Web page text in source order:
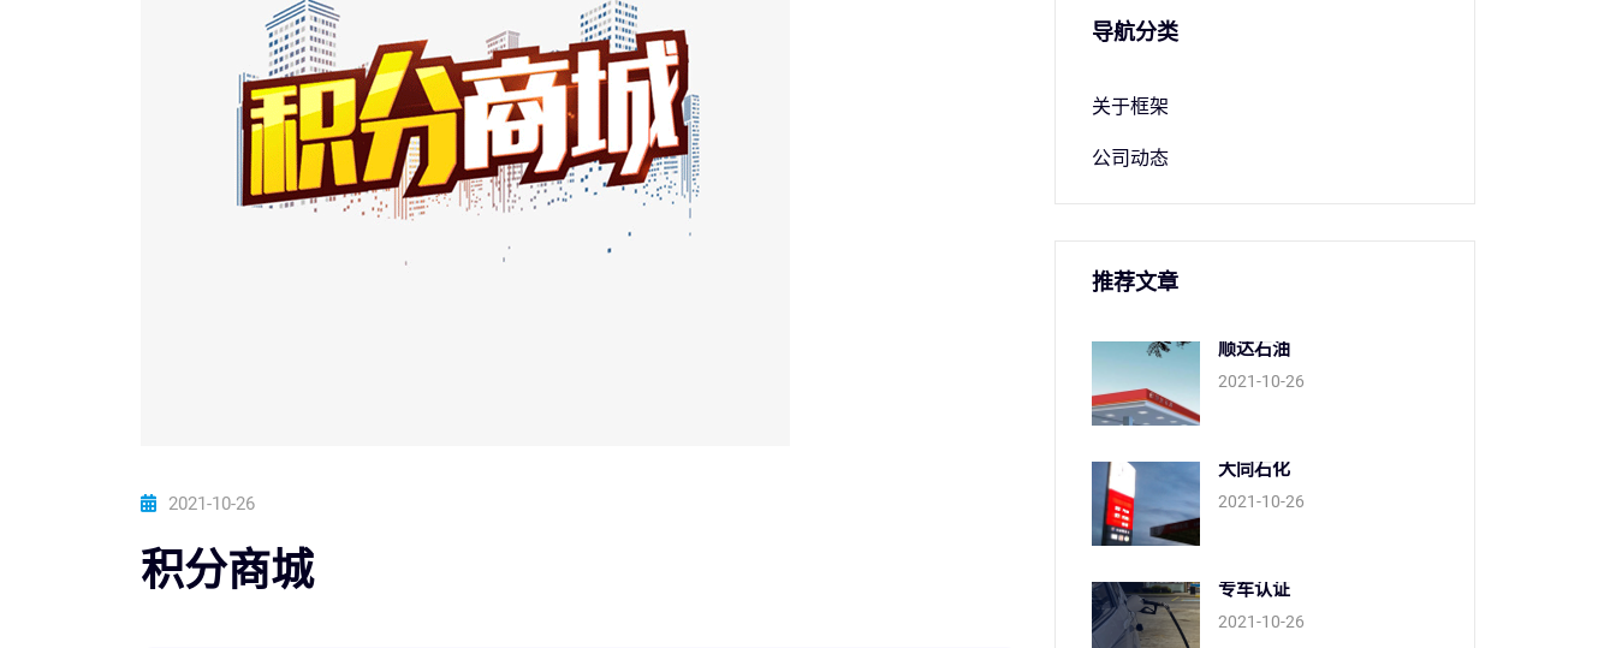
2021-10-26
积分商城
导航分类
关于框架
公司动态
推荐文章
顺达石油
2021-10-26
大同石化
2021-10-26
专车认证
2021-10-26